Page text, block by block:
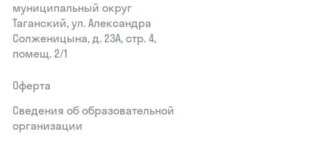
муниципальный округ
Таганский, ул. Александра
Солженицына, д. 23А, стр. 4,
помещ. 2/1
Оферта
Сведения об образовательной
организации